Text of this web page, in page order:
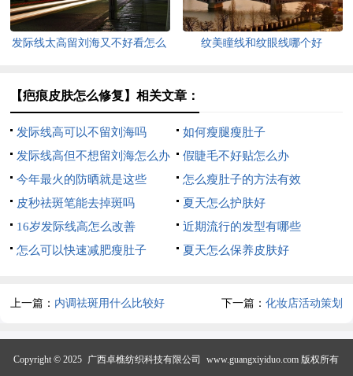
发际线太高留刘海又不好看怎么
纹美瞳线和纹眼线哪个好
【疤痕皮肤怎么修复】相关文章：
发际线高可以不留刘海吗
如何瘦腿瘦肚子
发际线高但不想留刘海怎么办
假睫毛不好贴怎么办
今年最火的防晒就是这些
怎么瘦肚子的方法有效
皮秒祛斑笔能去掉斑吗
夏天怎么护肤好
16岁发际线高怎么改善
近期流行的发型有哪些
怎么可以快速减肥瘦肚子
夏天怎么保养皮肤好
上一篇： 内调祛斑用什么比较好 下一篇： 化妆店活动策划
Copyright © 2025 广西卓樵纺织科技有限公司 www.guangxiyiduo.com 版权所有